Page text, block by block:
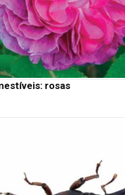
rosas